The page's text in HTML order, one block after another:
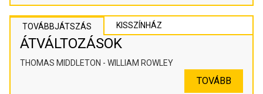
TOVÁBBJÁTSZÁS KISSZÍNHÁZ
ÁTVÁLTOZÁSOK
THOMAS MIDDLETON - WILLIAM ROWLEY
TOVÁBB